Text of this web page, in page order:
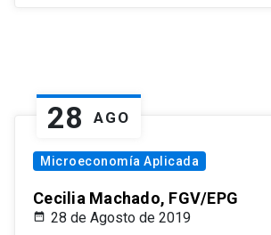
28 AGO
Microeconomía Aplicada
Cecilia Machado, FGV/EPG
28 de Agosto de 2019